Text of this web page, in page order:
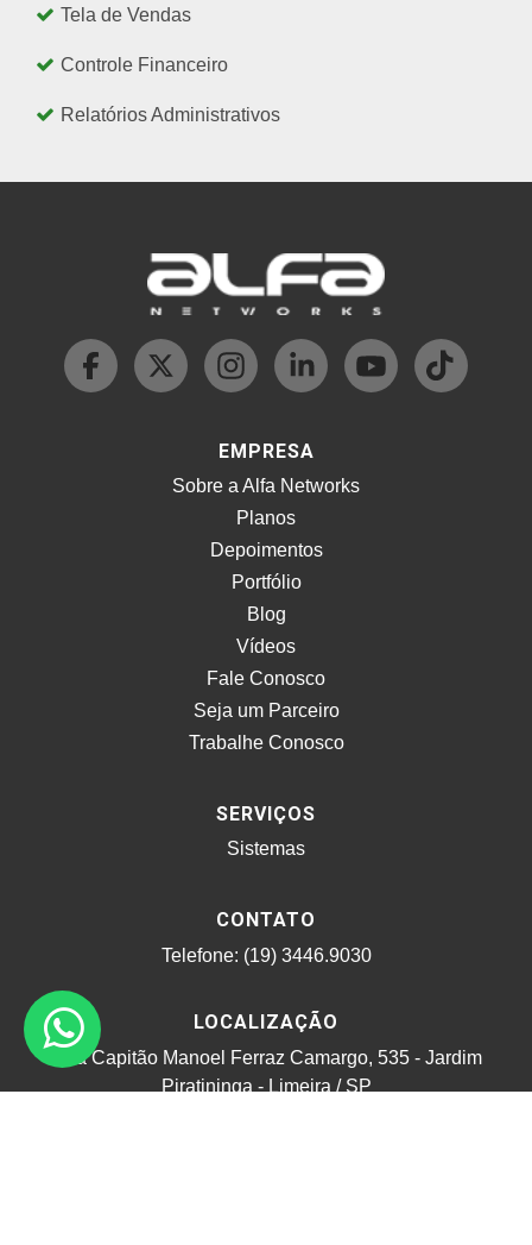
Tela de Vendas
Controle Financeiro
Relatórios Administrativos
EMPRESA
Sobre a Alfa Networks
Planos
Depoimentos
Portfólio
Blog
Vídeos
Fale Conosco
Seja um Parceiro
Trabalhe Conosco
SERVIÇOS
Sistemas
CONTATO
Telefone: (19) 3446.9030
LOCALIZAÇÃO
Rua Capitão Manoel Ferraz Camargo, 535 - Jardim
Piratininga - Limeira / SP